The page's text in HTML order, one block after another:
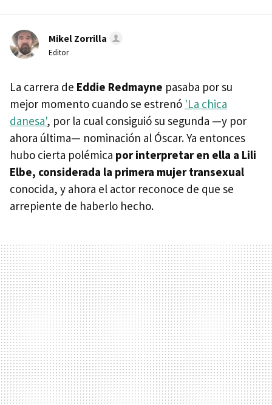
Mikel Zorrilla
Editor
La carrera de Eddie Redmayne pasaba por su
mejor momento cuando se estrenó 'La chica
danesa', por la cual consiguió su segunda —y por
ahora última— nominación al Óscar. Ya entonces
hubo cierta polémica por interpretar en ella a Lili
Elbe, considerada la primera mujer transexual
conocida, y ahora el actor reconoce de que se
arrepiente de haberlo hecho.